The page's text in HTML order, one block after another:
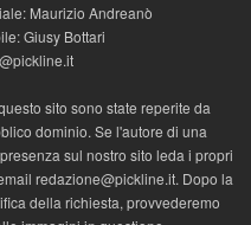
Maurizio Andreanò
Giusy Bottari
sito sono state reperite da
dominio. Se l'autore di una
sul nostro sito leda i propri
redazione@pickline.it. Dopo la
della richiesta, provvederemo